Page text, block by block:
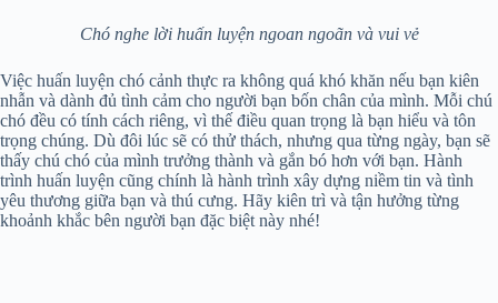
Chó nghe lời huấn luyện ngoan ngoãn và vui vẻ
Việc huấn luyện chó cảnh thực ra không quá khó khăn nếu bạn kiên
nhẫn và dành đủ tình cảm cho người bạn bốn chân của mình. Mỗi chú
chó đều có tính cách riêng, vì thế điều quan trọng là bạn hiểu và tôn
trọng chúng. Dù đôi lúc sẽ có thử thách, nhưng qua từng ngày, bạn sẽ
thấy chú chó của mình trưởng thành và gắn bó hơn với bạn. Hành
trình huấn luyện cũng chính là hành trình xây dựng niềm tin và tình
yêu thương giữa bạn và thú cưng. Hãy kiên trì và tận hưởng từng
khoảnh khắc bên người bạn đặc biệt này nhé!